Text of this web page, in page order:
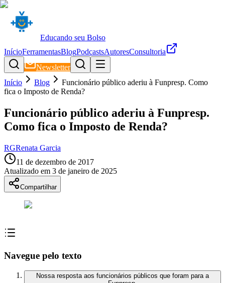
Educando seu Bolso
InícioFerramentasBlogPodcastsAutoresConsultoria
Newsletter
Início
Blog
Funcionário público aderiu à Funpresp. Como
fica o Imposto de Renda?
Funcionário público aderiu à Funpresp.
Como fica o Imposto de Renda?
RGRenata Garcia
11 de dezembro de 2017
Atualizado em 3 de janeiro de 2025
Compartilhar
Navegue pelo texto
Nossa resposta aos funcionários públicos que foram para a